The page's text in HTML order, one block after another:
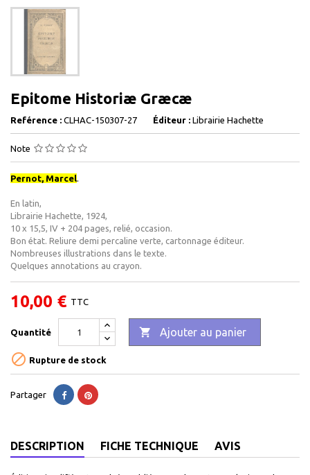
Epitome Historiæ Græcæ
Reférence : CLHAC-150307-27 Éditeur : Librairie Hachette
Note
Pernot, Marcel.
En latin,
Librairie Hachette, 1924,
10 x 15,5, IV + 204 pages, relié, occasion.
Bon état. Reliure demi percaline verte, cartonnage éditeur.
Nombreuses illustrations dans le texte.
Quelques annotations au crayon.
10,00 € TTC
Quantité  Ajouter au panier
 Rupture de stock
Partager
DESCRIPTION FICHE TECHNIQUE AVIS